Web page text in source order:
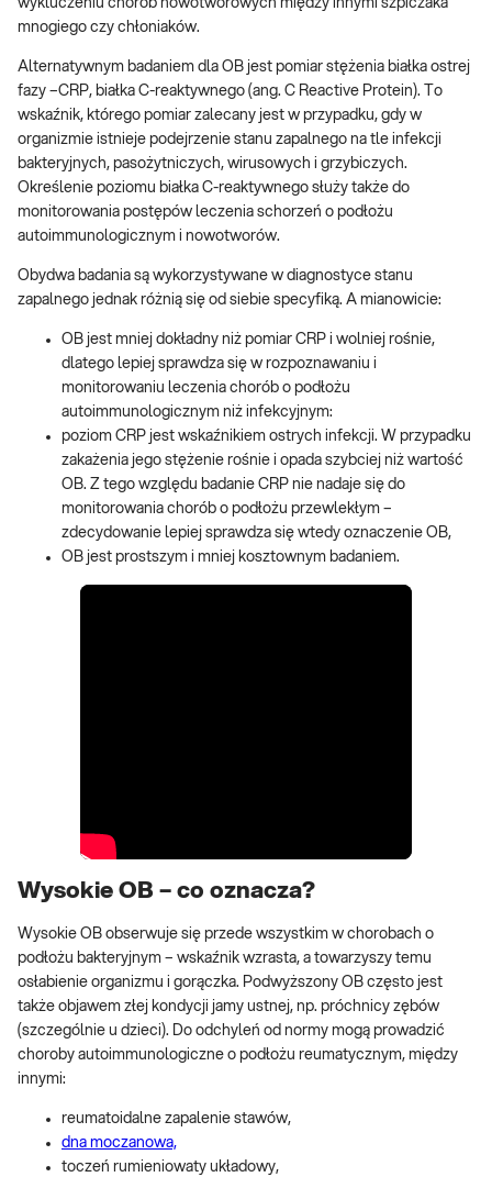
wykluczeniu chorób nowotworowych między innymi szpiczaka
mnogiego czy chłoniaków.
Alternatywnym badaniem dla OB jest pomiar stężenia białka ostrej
fazy –CRP, białka C-reaktywnego (ang. C Reactive Protein). To
wskaźnik, którego pomiar zalecany jest w przypadku, gdy w
organizmie istnieje podejrzenie stanu zapalnego na tle infekcji
bakteryjnych, pasożytniczych, wirusowych i grzybiczych.
Określenie poziomu białka C-reaktywnego służy także do
monitorowania postępów leczenia schorzeń o podłożu
autoimmunologicznym i nowotworów.
Obydwa badania są wykorzystywane w diagnostyce stanu
zapalnego jednak różnią się od siebie specyfiką. A mianowicie:
OB jest mniej dokładny niż pomiar CRP i wolniej rośnie,
dlatego lepiej sprawdza się w rozpoznawaniu i
monitorowaniu leczenia chorób o podłożu
autoimmunologicznym niż infekcyjnym:
poziom CRP jest wskaźnikiem ostrych infekcji. W przypadku
zakażenia jego stężenie rośnie i opada szybciej niż wartość
OB. Z tego względu badanie CRP nie nadaje się do
monitorowania chorób o podłożu przewlekłym –
zdecydowanie lepiej sprawdza się wtedy oznaczenie OB,
OB jest prostszym i mniej kosztownym badaniem.
Wysokie OB – co oznacza?
Wysokie OB obserwuje się przede wszystkim w chorobach o
podłożu bakteryjnym – wskaźnik wzrasta, a towarzyszy temu
osłabienie organizmu i gorączka. Podwyższony OB często jest
także objawem złej kondycji jamy ustnej, np. próchnicy zębów
(szczególnie u dzieci). Do odchyleń od normy mogą prowadzić
choroby autoimmunologiczne o podłożu reumatycznym, między
innymi:
reumatoidalne zapalenie stawów,
dna moczanowa,
toczeń rumieniowaty układowy,